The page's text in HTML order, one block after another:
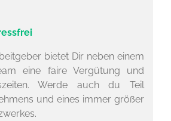
bietet Dir neben einem
eine faire Vergütung und
Werde auch du Teil
und eines immer größer